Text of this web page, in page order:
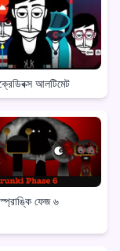
আলটিমেট
স্প্রাঙ্কি ফেজ ৬